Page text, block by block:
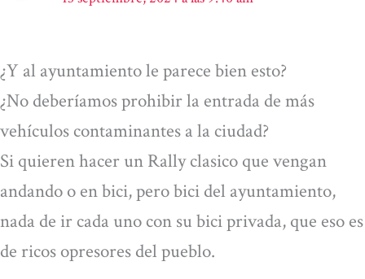
¿Y al ayuntamiento le parece bien esto?
¿No deberíamos prohibir la entrada de más
vehículos contaminantes a la ciudad?
Si quieren hacer un Rally clasico que vengan
andando o en bici, pero bici del ayuntamiento,
nada de ir cada uno con su bici privada, que eso es
de ricos opresores del pueblo.